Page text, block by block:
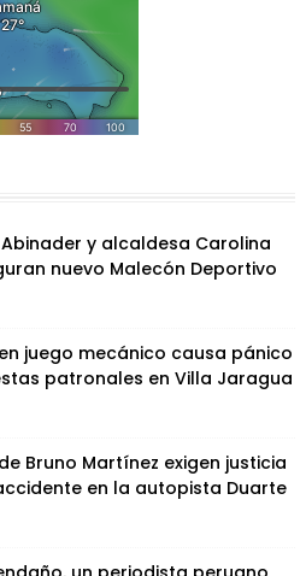
y alcaldesa Carolina
nuevo Malecón Deportivo
juego mecánico causa pánico
patronales en Villa Jaragua
Bruno Martínez exigen justicia
en la autopista Duarte